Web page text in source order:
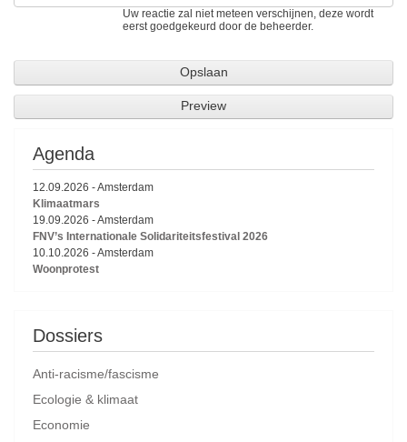
Uw reactie zal niet meteen verschijnen, deze wordt
eerst goedgekeurd door de beheerder.
Agenda
12.09.2026 -Amsterdam
Klimaatmars
19.09.2026 -Amsterdam
FNV’s Internationale Solidariteitsfestival 2026
10.10.2026 -Amsterdam
Woonprotest
Dossiers
Anti-racisme/fascisme
Ecologie & klimaat
Economie